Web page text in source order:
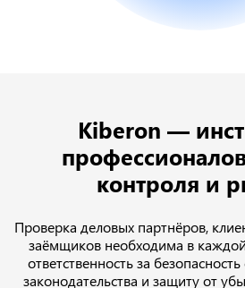
Kiberon —
контроля и
Проверка деловых партнёров,
заёмщиков необходима в
ответственность за
законодательства и защиту от